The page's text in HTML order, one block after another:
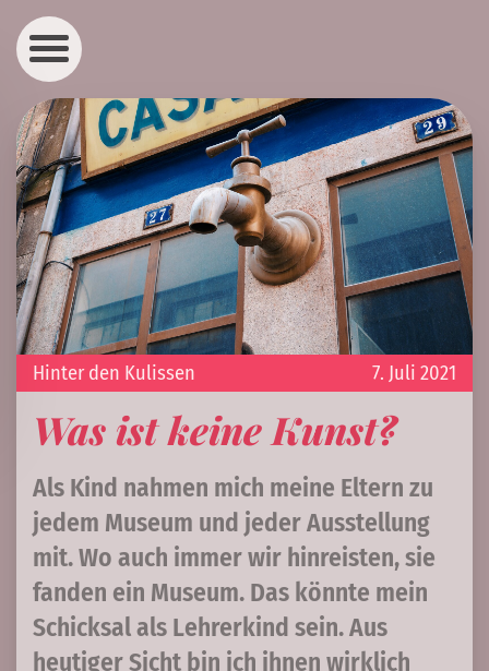
7. Juli 2021
Hinter den Kulissen
Was ist keine Kunst?
Als Kind nahmen mich meine Eltern zu
jedem Museum und jeder Ausstellung
mit. Wo auch immer wir hinreisten, sie
fanden ein Museum. Das könnte mein
Schicksal als Lehrerkind sein. Aus
heutiger Sicht bin ich ihnen wirklich